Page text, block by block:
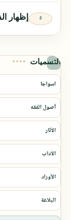
إظهار
التسميات